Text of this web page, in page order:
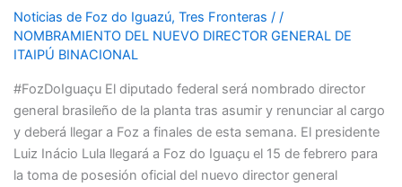
Noticias de Foz do Iguazú, Tres Fronteras / /
NOMBRAMIENTO DEL NUEVO DIRECTOR GENERAL DE
ITAIPÚ BINACIONAL
#FozDoIguaçu El diputado federal será nombrado director
general brasileño de la planta tras asumir y renunciar al cargo
y deberá llegar a Foz a finales de esta semana. El presidente
Luiz Inácio Lula llegará a Foz do Iguaçu el 15 de febrero para
la toma de posesión oficial del nuevo director general
DE
ENIO
VERRI
DIRECTOR
GENERAL
DE
ITAIPÚ